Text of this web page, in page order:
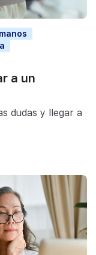
a un
dudas y llegar a